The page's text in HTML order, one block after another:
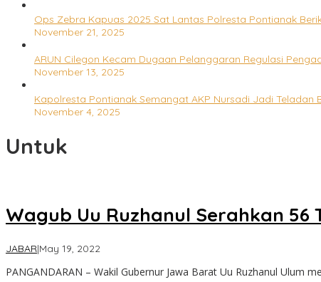
Ops Zebra Kapuas 2025 Sat Lantas Polresta Pontianak
November 21, 2025
ARUN Cilegon Kecam Dugaan Pelanggaran Regulasi
November 13, 2025
Kapolresta Pontianak Semangat AKP Nursadi Jadi Teladan
November 4, 2025
Untuk
Wagub Uu Ruzhanul Serahkan
JABAR|May 19, 2022
PANGANDARAN – Wakil Gubernur Jawa Barat Uu Ruzhanul Ulum